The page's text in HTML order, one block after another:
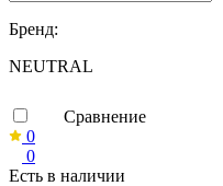
Бренд:
NEUTRAL
Сравнение
0
0
Есть в наличии